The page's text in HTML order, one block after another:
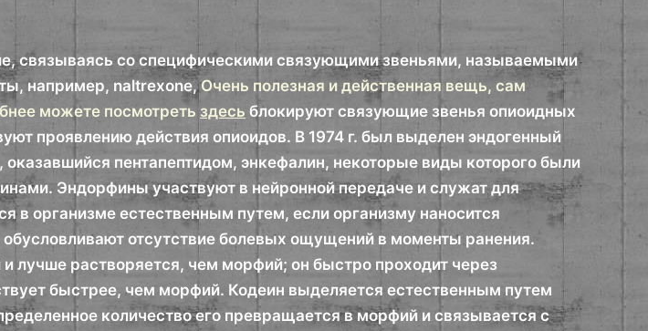
связываясь со специфическими связующими звеньями, называемыми
например, naltrexone,Очень полезная и действенная вещь, сам
можете посмотреть здесь блокируют связующие звенья опиоидных
проявлению действия опиоидов. В 1974 г. был выделен эндогенный
пентапептидом, энкефалин, некоторые виды которого были
Эндорфины участвуют в нейронной передаче и служат для
в организме естественным путем, если организму наносится
отсутствие болевых ощущений в моменты ранения.
лучше растворяется, чем морфий; он быстро проходит через
быстрее, чем морфий. Кодеин выделяется естественным путем
количество его превращается в морфий и связывается с